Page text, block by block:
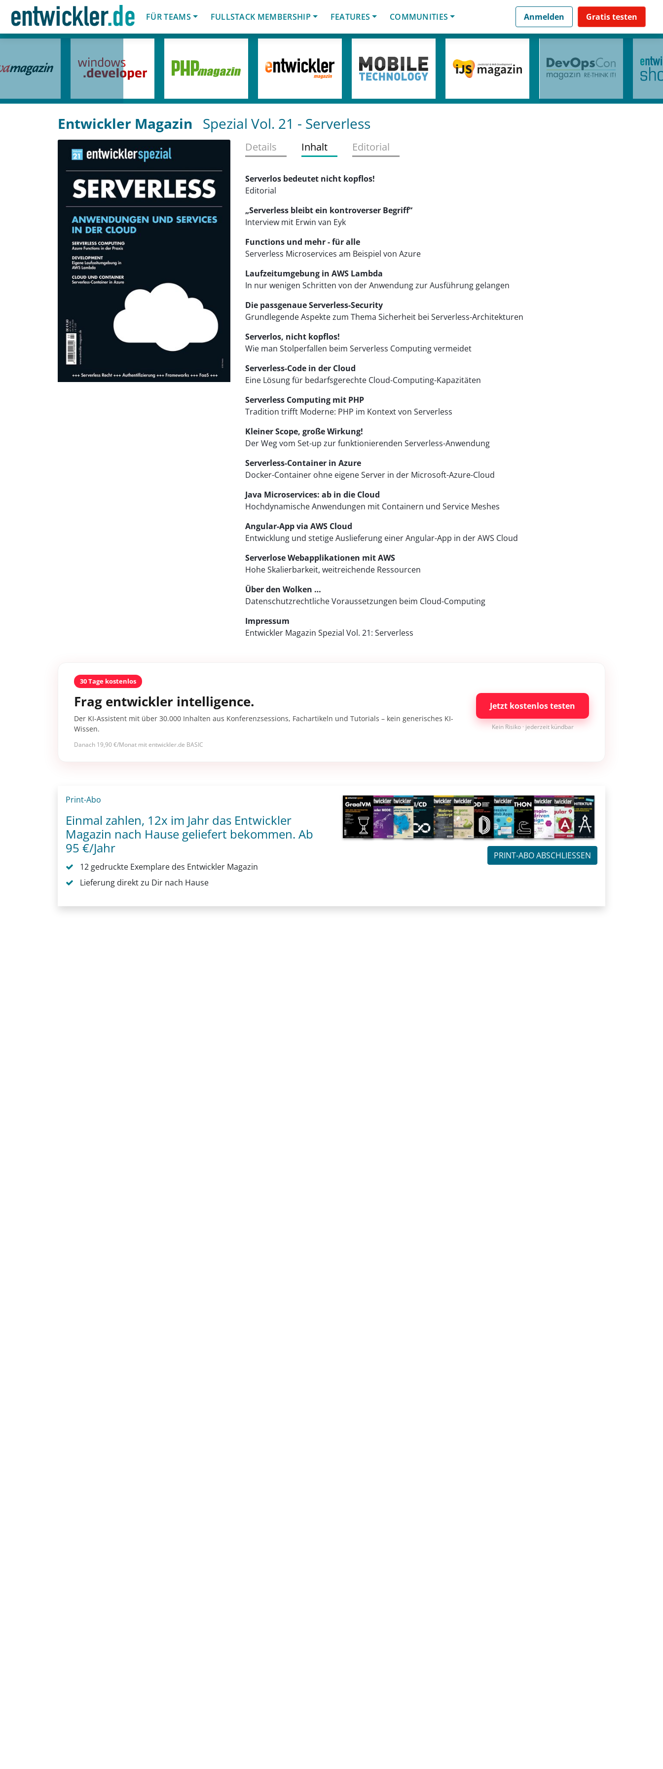
FÜR TEAMS
FULLSTACK MEMBERSHIP FEATURES COMMUNITIES Anmelden Gratis testen
Entwickler Magazin Spezial Vol. 21 - Serverless
Details Inhalt Editorial
Serverlos bedeutet nicht kopflos!
Editorial
„Serverless bleibt ein kontroverser Begriff“
Interview mit Erwin van Eyk
Functions und mehr - für alle
Serverless Microservices am Beispiel von Azure
Laufzeitumgebung in AWS Lambda
In nur wenigen Schritten von der Anwendung zur Ausführung gelangen
Die passgenaue Serverless-Security
Grundlegende Aspekte zum Thema Sicherheit bei Serverless-Architekturen
Serverlos, nicht kopflos!
Wie man Stolperfallen beim Serverless Computing vermeidet
Serverless-Code in der Cloud
Eine Lösung für bedarfsgerechte Cloud-Computing-Kapazitäten
Serverless Computing mit PHP
Tradition trifft Moderne: PHP im Kontext von Serverless
Kleiner Scope, große Wirkung!
Der Weg vom Set-up zur funktionierenden Serverless-Anwendung
Serverless-Container in Azure
Docker-Container ohne eigene Server in der Microsoft-Azure-Cloud
Java Microservices: ab in die Cloud
Hochdynamische Anwendungen mit Containern und Service Meshes
Angular-App via AWS Cloud
Entwicklung und stetige Auslieferung einer Angular-App in der AWS Cloud
Serverlose Webapplikationen mit AWS
Hohe Skalierbarkeit, weitreichende Ressourcen
Über den Wolken …
Datenschutzrechtliche Voraussetzungen beim Cloud-Computing
Impressum
Entwickler Magazin Spezial Vol. 21: Serverless
30 Tage kostenlos
Frag entwickler intelligence.
Der KI-Assistent mit über 30.000 Inhalten aus Konferenzsessions, Fachartikeln und Tutorials – kein generisches KI-
Wissen.
Danach 19,90 €/Monat mit entwickler.de BASIC
Jetzt kostenlos testen
Kein Risiko · jederzeit kündbar
Print-Abo
Einmal zahlen, 12x im Jahr das Entwickler
Magazin nach Hause geliefert bekommen. Ab
95 €/Jahr
12 gedruckte Exemplare des Entwickler Magazin
Lieferung direkt zu Dir nach Hause
PRINT-ABO ABSCHLIESSEN